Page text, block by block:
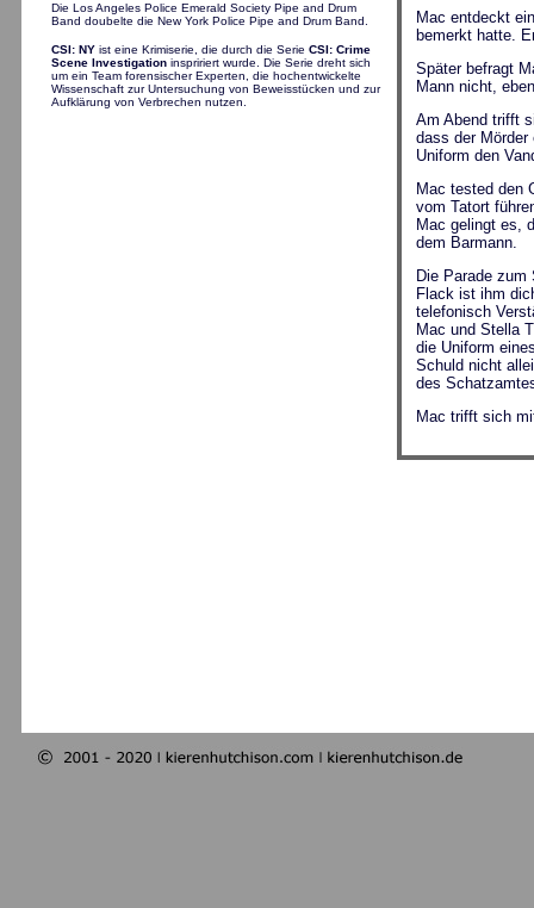
Die Los Angeles Police Emerald Society Pipe and Drum
Band doubelte die New York Police Pipe and Drum Band.
CSI: NY ist eine Krimiserie, die durch die Serie CSI: Crime
Scene Investigation inspririert wurde. Die Serie dreht sich
um ein Team forensischer Experten, die hochentwickelte
Wissenschaft zur Untersuchung von Beweisstücken und zur
Aufklärung von Verbrechen nutzen.
Mac entdeckt
bemerkt hatte.
Später befragt
Mann nicht,
Am Abend trifft
dass der
Uniform den
Mac tested den
vom Tatort
Mac gelingt es,
dem Barmann.
Die Parade
Flack ist ihm
telefonisch
Mac und Stella
die Uniform
Schuld nicht
des
Mac trifft sich